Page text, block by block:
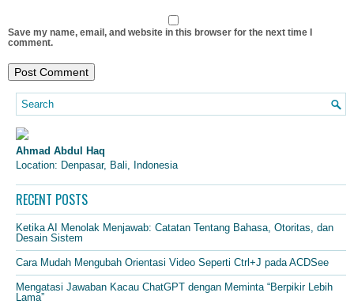
Save my name, email, and website in this browser for the next time I
comment.
Ahmad Abdul Haq
Location: Denpasar, Bali, Indonesia
RECENT POSTS
Ketika AI Menolak Menjawab: Catatan Tentang Bahasa, Otoritas, dan
Desain Sistem
Cara Mudah Mengubah Orientasi Video Seperti Ctrl+J pada ACDSee
Mengatasi Jawaban Kacau ChatGPT dengan Meminta “Berpikir Lebih
Lama”